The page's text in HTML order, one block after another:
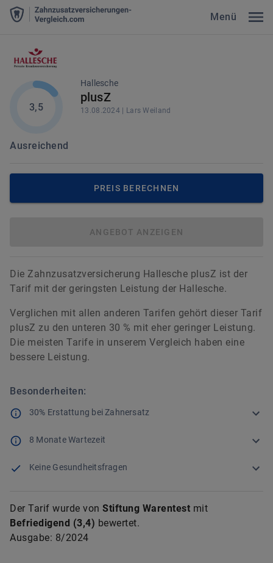
Menü
3,5
Ausreichend
Hallesche
plusZ
13.08.2024 Lars Weiland
PREIS BERECHNEN
ANGEBOT ANZEIGEN
Die Zahnzusatzversicherung Hallesche plusZ ist der
Tarif mit der geringsten Leistung der Hallesche.
Verglichen mit allen anderen Tarifen gehört dieser Tarif
plusZ zu den unteren 30 % mit eher geringer Leistung.
Die meisten Tarife in unserem Vergleich haben eine
bessere Leistung.
Besonderheiten:
30% Erstattung bei Zahnersatz
8 Monate Wartezeit
Keine Gesundheitsfragen
Der Tarif wurde von Stiftung Warentest mit
Befriedigend (3,4) bewertet.
Ausgabe: 8/2024